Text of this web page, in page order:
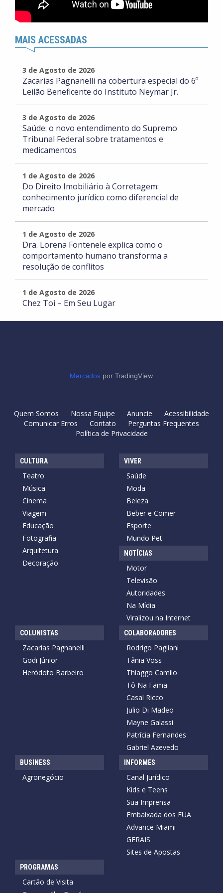
MAIS ACESSADAS
3 de Agosto de 2026
Zacarias Pagnanelli na cobertura especial do 6º
Leilão Beneficente do Instituto Neymar Jr.
3 de Agosto de 2026
Saúde: o novo entendimento do Supremo
Tribunal Federal sobre tratamentos e
medicamentos
1 de Agosto de 2026
Do Direito Imobiliário à Corretagem:
conhecimento jurídico como diferencial de
mercado
1 de Agosto de 2026
Dra. Lorena Fontenele explica como o
comportamento humano transforma a
resolução de conflitos
1 de Agosto de 2026
Chez Toi – Em Seu Lugar
Mercados por TradingView
Quem Somos Nossa Equipe Anuncie
Acessibilidade
Comunicar Erros
Contato
Perguntas Frequentes
Política de Privacidade
CULTURA
Teatro
Música
Cinema
Viagem
Educação
Fotografia
Arquitetura
Decoração
VIVER
Saúde
Moda
Beleza
Beber e Comer
Esporte
Mundo Pet
NOTÍCIAS
Motor
Televisão
Autoridades
Na Mídia
Viralizou na Internet
COLUNISTAS
Zacarias Pagnanelli
Godi Júnior
Heródoto Barbeiro
COLABORADORES
Rodrigo Pagliani
Tânia Voss
Thiaggo Camilo
Tô Na Fama
Casal Ricco
Julio Di Madeo
Mayne Galassi
Patrícia Fernandes
Gabriel Azevedo
BUSINESS
Agronegócio
INFORMES
Canal Jurídico
Kids e Teens
Sua Imprensa
Embaixada dos EUA
Advance Miami
GERAIS
Sites de Apostas
PROGRAMAS
Cartão de Visita